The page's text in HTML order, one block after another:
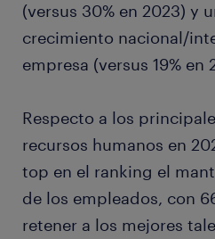
(versus 30% en 2023) y
crecimiento nacional/
empresa (versus 19% en
Respecto a los
recursos humanos en
top en el ranking el
de los empleados, con
retener a los mejores